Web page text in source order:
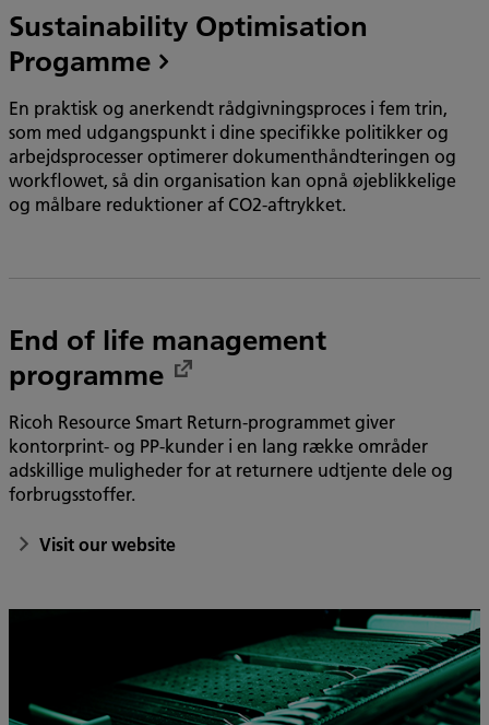
Sustainability Optimisation
Progamme
En praktisk og anerkendt rådgivningsproces i fem trin,
som med udgangspunkt i dine specifikke politikker og
arbejdsprocesser optimerer dokumenthåndteringen og
workflowet, så din organisation kan opnå øjeblikkelige
og målbare reduktioner af CO2-aftrykket.
End of life management
programme
Ricoh Resource Smart Return-programmet giver
kontorprint- og PP-kunder i en lang række områder
adskillige muligheder for at returnere udtjente dele og
forbrugsstoffer.
Visit our website